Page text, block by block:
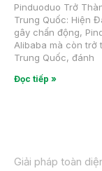
Pinduoduo Trở
Trung Quốc: Hiện
gây chấn động,
Alibaba mà còn trở
Trung Quốc, đánh
Đọc tiếp »
Giải pháp toàn